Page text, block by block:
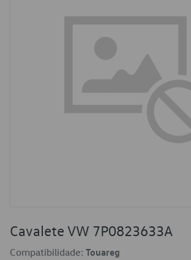
Cavalete VW 7P0823633A
Compatibilidade: Touareg